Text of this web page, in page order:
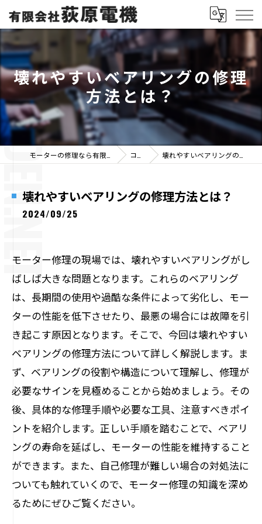
壊れやすいベアリングの修理
方法とは？
コラム 壊れやすいベアリングの修理方法とは？
壊れやすいベアリングの修理方法とは？
2024/09/25
モーター修理の現場では、壊れやすいベアリングがし
ばしば大きな問題となります。これらのベアリング
は、長期間の使用や過酷な条件によって劣化し、モー
ターの性能を低下させたり、最悪の場合には故障を引
き起こす原因となります。そこで、今回は壊れやすい
ベアリングの修理方法について詳しく解説します。ま
ず、ベアリングの役割や構造について理解し、修理が
必要なサインを見極めることから始めましょう。その
後、具体的な修理手順や必要な工具、注意すべきポイ
ントを紹介します。正しい手順を踏むことで、ベアリ
ングの寿命を延ばし、モーターの性能を維持すること
ができます。また、自己修理が難しい場合の対処法に
ついても触れていくので、モーター修理の知識を深め
るためにぜひご覧ください。